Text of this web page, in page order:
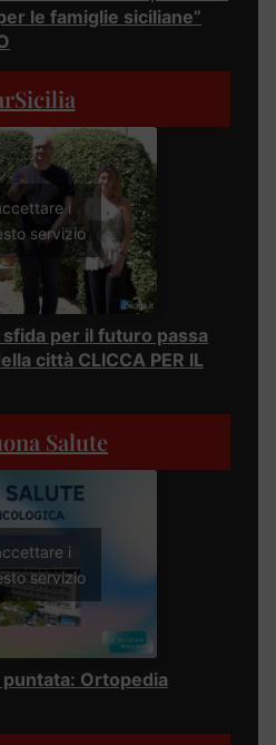
le famiglie siciliane”
i
servizio
sfida per il futuro passa
città CLICCA PER IL
Salute
i
servizio
puntata: Ortopedia